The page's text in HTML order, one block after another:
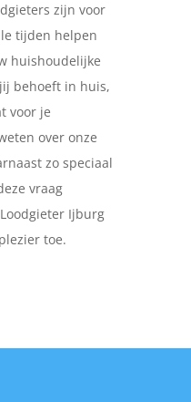
zijn voor
tijden helpen
huishoudelijke
behoeft in huis,
voor je
over onze
zo speciaal
vraag
Ijburg
toe.